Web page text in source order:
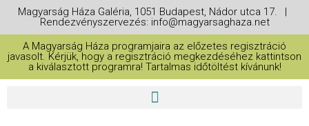
Magyarság Háza Galéria, 1051 Budapest, Nádor utca 17. |
Rendezvényszervezés: info@magyarsaghaza.net
A Magyarság Háza programjaira az előzetes regisztráció
javasolt. Kérjük, hogy a regisztráció megkezdéséhez kattintson
a kiválasztott programra! Tartalmas időtöltést kívánunk!